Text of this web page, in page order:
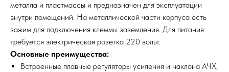
металла и пластмассы и предназначен для эксплуатации
внутри помещений. На металлической части корпуса есть
зажим для подключения клеммы заземления. Для питания
требуется электрическая розетка 220 вольт.
Основные преимущества:
Встроенные плавные регуляторы усиления и наклона АЧХ;